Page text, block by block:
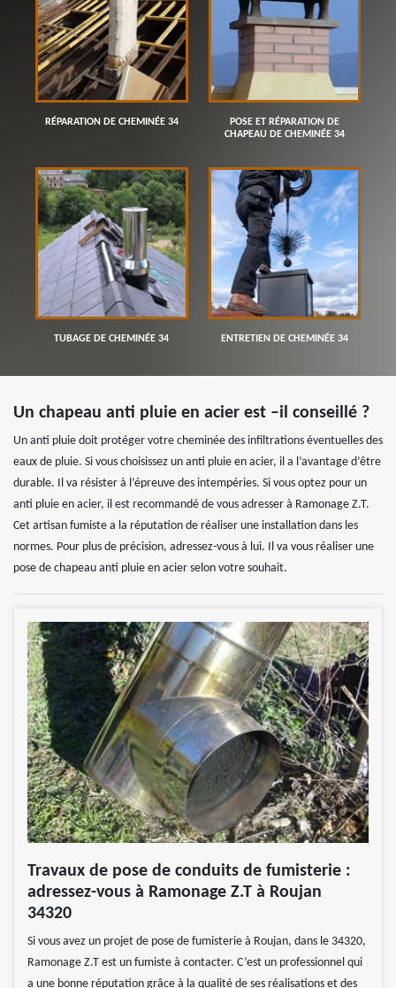
RÉPARATION DE CHEMINÉE 34
POSE ET RÉPARATION DE
CHAPEAU DE CHEMINÉE 34
TUBAGE DE CHEMINÉE 34 ENTRETIEN DE CHEMINÉE 34
Un chapeau anti pluie en acier est –il conseillé ?
Un anti pluie doit protéger votre cheminée des infiltrations éventuelles des
eaux de pluie. Si vous choisissez un anti pluie en acier, il a l’avantage d’être
durable. Il va résister à l’épreuve des intempéries. Si vous optez pour un
anti pluie en acier, il est recommandé de vous adresser à Ramonage Z.T.
Cet artisan fumiste a la réputation de réaliser une installation dans les
normes. Pour plus de précision, adressez-vous à lui. Il va vous réaliser une
pose de chapeau anti pluie en acier selon votre souhait.
Travaux de pose de conduits de fumisterie :
adressez-vous à Ramonage Z.T à Roujan
34320
Si vous avez un projet de pose de fumisterie à Roujan, dans le 34320,
Ramonage Z.T est un fumiste à contacter. C’est un professionnel qui
a une bonne réputation grâce à la qualité de ses réalisations et des